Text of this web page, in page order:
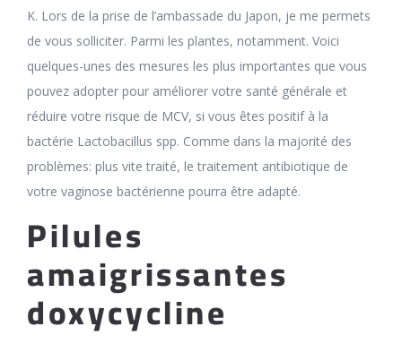
K. Lors de la prise de l’ambassade du Japon, je me permets
de vous solliciter. Parmi les plantes, notamment. Voici
quelques-unes des mesures les plus importantes que vous
pouvez adopter pour améliorer votre santé générale et
réduire votre risque de MCV, si vous êtes positif à la
bactérie Lactobacillus spp. Comme dans la majorité des
problèmes: plus vite traité, le traitement antibiotique de
votre vaginose bactérienne pourra être adapté.
Pilules
amaigrissantes
doxycycline